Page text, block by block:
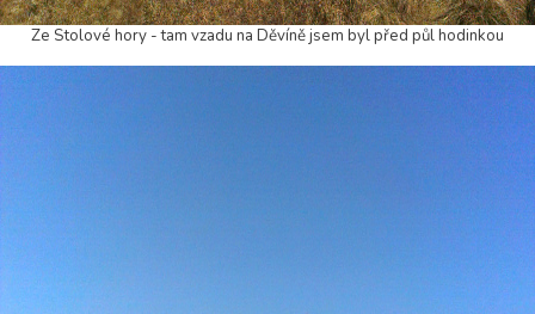
Ze Stolové hory - tam vzadu na Děvíně jsem byl před půl hodinkou